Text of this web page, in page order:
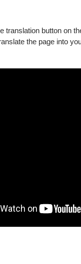
translation button on
the page into
位
助手毛毛小六狼，一
陷入了重複循環的神
掉入時空的縫隙，這
藏了什麼秘密，結果
童趣版的「天能」概
化為具備高度娛樂性
導觀眾思考時空循環
，帶領大小偵探共同
(無中場休息)